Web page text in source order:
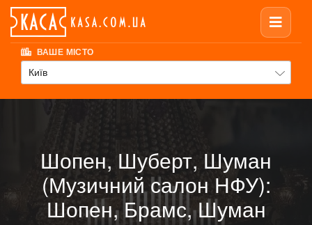
ВАШЕ МІСТО
Київ
Шопен, Шуберт, Шуман
(Музичний салон НФУ):
Шопен, Брамс, Шуман